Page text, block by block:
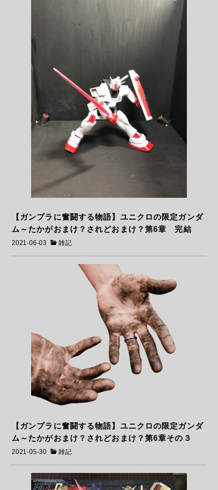
【ガンプラに奮闘する物語】ユニクロの限定ガンダ
ム～たかがおまけ？されどおまけ？第6章 完結
2021-06-03 雑記
【ガンプラに奮闘する物語】ユニクロの限定ガンダ
ム～たかがおまけ？されどおまけ？第6章その３
2021-05-30 雑記